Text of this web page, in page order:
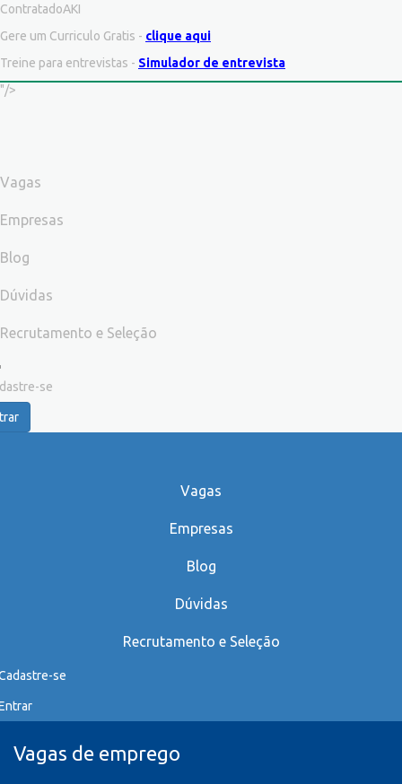
ContratadoAKI
Gere um Curriculo Gratis - clique aqui
Treine para entrevistas - Simulador de entrevista
"/>
Vagas
Empresas
Blog
Dúvidas
Recrutamento e Seleção
se
Vagas
Empresas
Blog
Dúvidas
Recrutamento e Seleção
se
Vagas de emprego